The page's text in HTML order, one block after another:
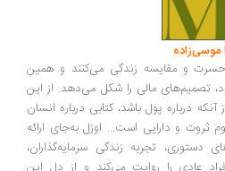
مقایسه زندگی می‌کنند و همین
مالی را شکل می‌دهد. از این
پول باشد، کتابی درباره انسان
دارایی است... اوزل به‌جای ارائه
تجربه زندگی سرمایه‌گذاران،